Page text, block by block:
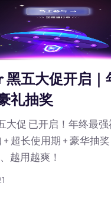
黑五大促开启｜
礼抽奖
大促 已开启！年终最
超长使用期 + 豪华抽
越用越爽！